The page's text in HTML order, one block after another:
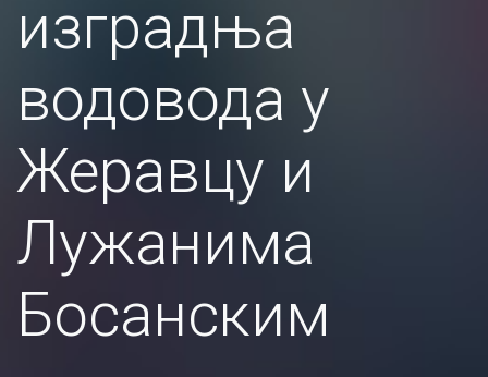
изградња
водовода у
Жеравцу и
Лужанима
Босанским